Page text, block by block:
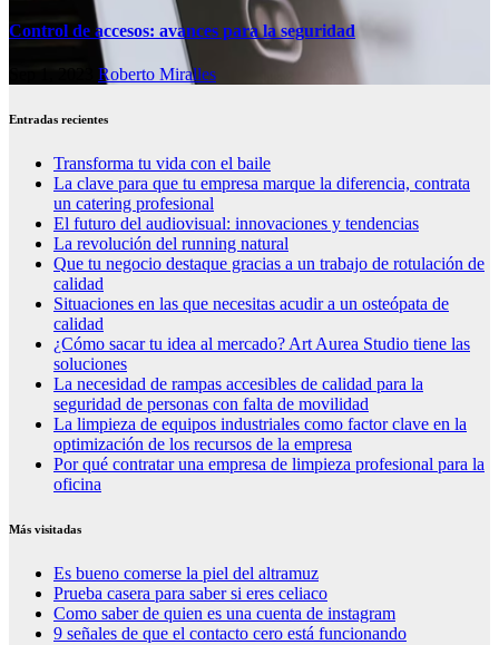
Control de accesos: avances para la seguridad
Roberto Miralles
Entradas recientes
Transforma tu vida con el baile
La clave para que tu empresa marque la diferencia, contrata
un catering profesional
El futuro del audiovisual: innovaciones y tendencias
La revolución del running natural
Que tu negocio destaque gracias a un trabajo de rotulación de
calidad
Situaciones en las que necesitas acudir a un osteópata de
calidad
¿Cómo sacar tu idea al mercado? Art Aurea Studio tiene las
soluciones
La necesidad de rampas accesibles de calidad para la
seguridad de personas con falta de movilidad
La limpieza de equipos industriales como factor clave en la
optimización de los recursos de la empresa
Por qué contratar una empresa de limpieza profesional para la
oficina
Más visitadas
Es bueno comerse la piel del altramuz
Prueba casera para saber si eres celiaco
Como saber de quien es una cuenta de instagram
9 señales de que el contacto cero está funcionando